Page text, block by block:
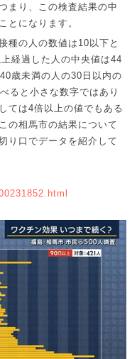
まり、この検査結果の中
とになります。
種の人の数値は 10 以下と
上経過した人の中央値は44
40歳未満の人の30 日以内の
ると小さな数字ではあり
ては4倍以上の値でもある
の相馬市の結果について
り口でデータを紹介して